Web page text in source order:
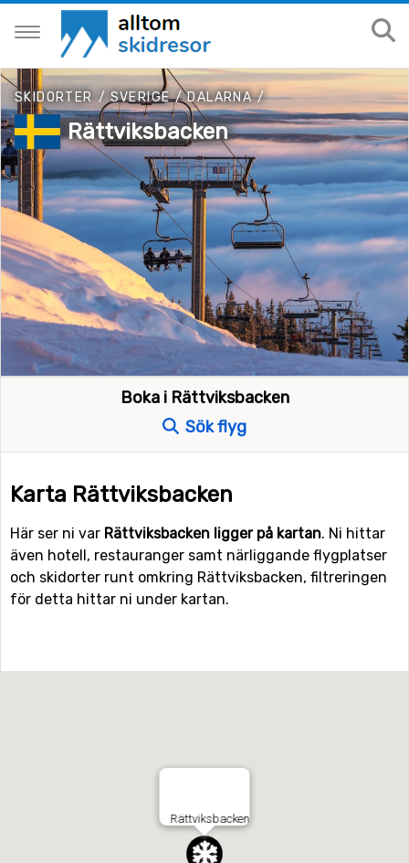
SKIDORTER / SVERIGE/DALARNA/
Rättviksbacken
Boka i Rättviksbacken
Sök flyg
Karta Rättviksbacken
Här ser ni var Rättviksbacken ligger på kartan. Ni hittar
även hotell, restauranger samt närliggande flygplatser
och skidorter runt omkring Rättviksbacken, filtreringen
för detta hittar ni under kartan.
Rättviksbacken